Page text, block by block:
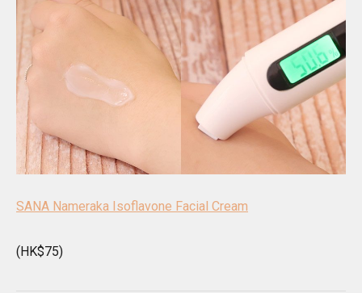
SANA Nameraka Isoflavone Facial Cream
(HK$75)